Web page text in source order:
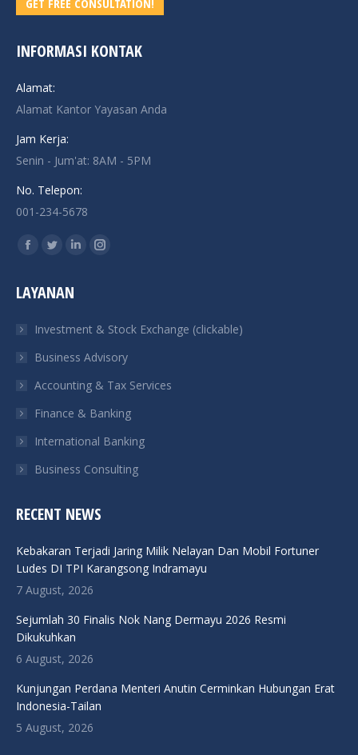
INFORMASI KONTAK
Alamat:
Alamat Kantor Yayasan Anda
Jam Kerja:
Senin - Jum'at: 8AM - 5PM
No. Telepon:
001-234-5678
Find us on:
Facebook
opens
new
window
Twitter
opens
new
window
Linkedin
new
window
Instagram
new
window
LAYANAN
Investment & Stock Exchange (clickable)
Business Advisory
Accounting & Tax Services
Finance & Banking
International Banking
Business Consulting
RECENT NEWS
Kebakaran Terjadi Jaring Milik Nelayan Dan Mobil Fortuner
Ludes DI TPI Karangsong Indramayu
7 August, 2026
Sejumlah 30 Finalis Nok Nang Dermayu 2026 Resmi
Dikukuhkan
6 August, 2026
Kunjungan Perdana Menteri Anutin Cerminkan Hubungan Erat
Indonesia-Tailan
5 August, 2026